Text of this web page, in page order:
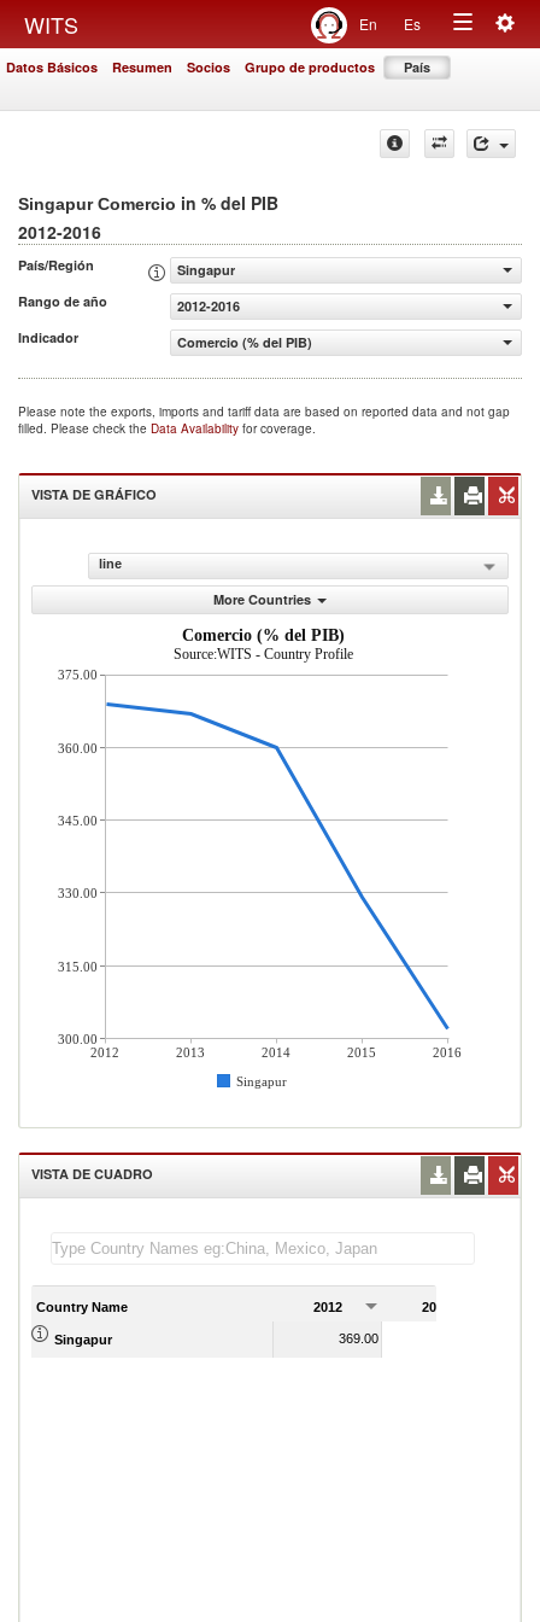
WITS En Es
Toggle
Datos Básicos Resumen Socios Grupo de productos País
Singapur Comercio in % del PIB
2012-2016
País/Región
Singapur
Rango de año
2012-2016
Indicador
Comercio (% del PIB)
Please note the exports, imports and tariff data are based on reported data and not gap
filled. Please check the Data Availability for coverage.
VISTA DE GRÁFICO
line
More Countries
Comercio (% del PIB)
Source:WITS - Country Profile
2012 2013 2014 2015
2016
Singapur
375.00
360.00
345.00
330.00
315.00
300.00
VISTA DE CUADRO
Country Name 2012 2013
Singapur 369.00